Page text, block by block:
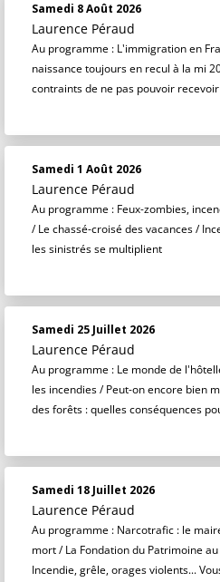
Samedi 8 Août 2026
Laurence Péraud
Au programme : L'immigration en
naissance toujours en recul à la mi
contraints de ne pas pouvoir
Samedi 1 Août 2026
Laurence Péraud
Au programme : Feux-zombies,
/ Le chassé-croisé des vacances /
les sinistrés se multiplient
Samedi 25 Juillet 2026
Laurence Péraud
Au programme : Le monde de
les incendies / Peut-on encore bien
des forêts : quelles conséquences
Samedi 18 Juillet 2026
Laurence Péraud
Au programme : Narcotrafic : le
mort / La Fondation du Patrimoine
Incendie, grêle, orages violents...